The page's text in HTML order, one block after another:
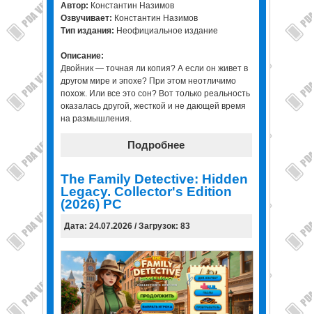
Автор: Константин Назимов
Озвучивает: Константин Назимов
Тип издания: Неофициальное издание
Описание:
Двойник — точная ли копия? А если он живет в
другом мире и эпохе? При этом неотличимо
похож. Или все это сон? Вот только реальность
оказалась другой, жесткой и не дающей время
на размышления.
Подробнее
The Family Detective: Hidden
Legacy. Collector's Edition
(2026) PC
Дата: 24.07.2026 / Загрузок: 83